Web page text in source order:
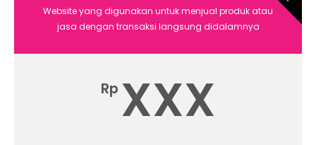
Website yang digunakan untuk menjual produk atau
jasa dengan transaksi langsung didalamnya
Rp XXX